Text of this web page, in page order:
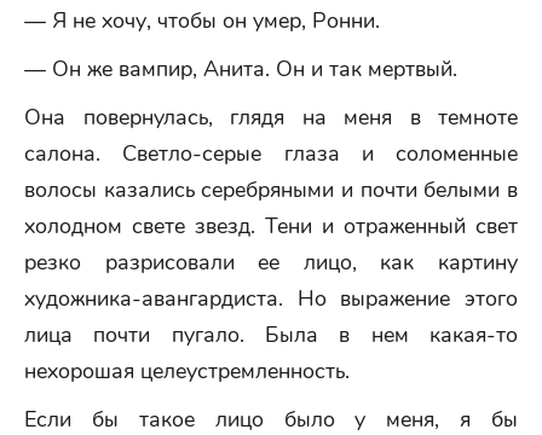
— Я не хочу, чтобы он умер, Ронни.
— Он же вампир, Анита. Он и так мертвый.
Она повернулась, глядя на меня в темноте
салона. Светло-серые глаза и соломенные
волосы казались серебряными и почти белыми в
холодном свете звезд. Тени и отраженный свет
резко разрисовали ее лицо, как картину
художника-авангардиста. Но выражение этого
лица почти пугало. Была в нем какая-то
нехорошая целеустремленность.
Если бы такое лицо было у меня, я бы